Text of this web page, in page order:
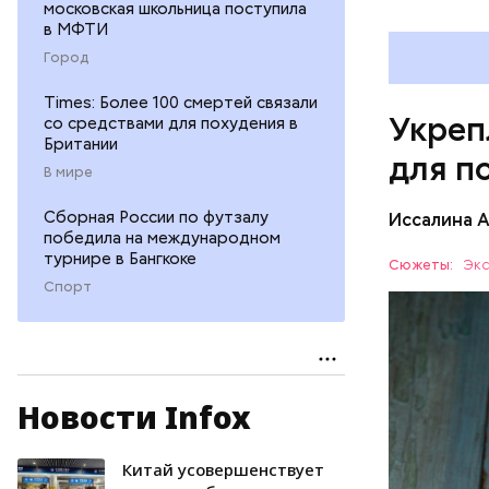
московская школьница поступила
в МФТИ
Город
Times: Более 100 смертей связали
со средствами для похудения в
Британии
В мире
Сборная России по футзалу
победила на международном
турнире в Бангкоке
Спорт
Новости Infox
Китай усовершенствует
для
Иссалина
Сюжеты:
ЗДОРОВЬЕ